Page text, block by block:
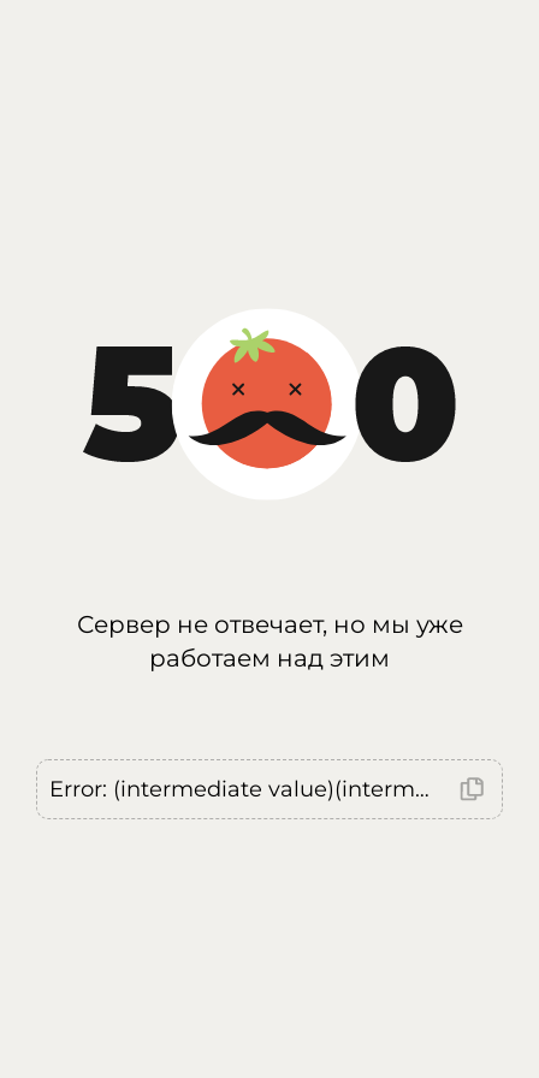
Сервер не отвечает, но мы уже
работаем над этим
Error: (intermediate value)(intermediate value)(intermediate value).replaceAll is not a function